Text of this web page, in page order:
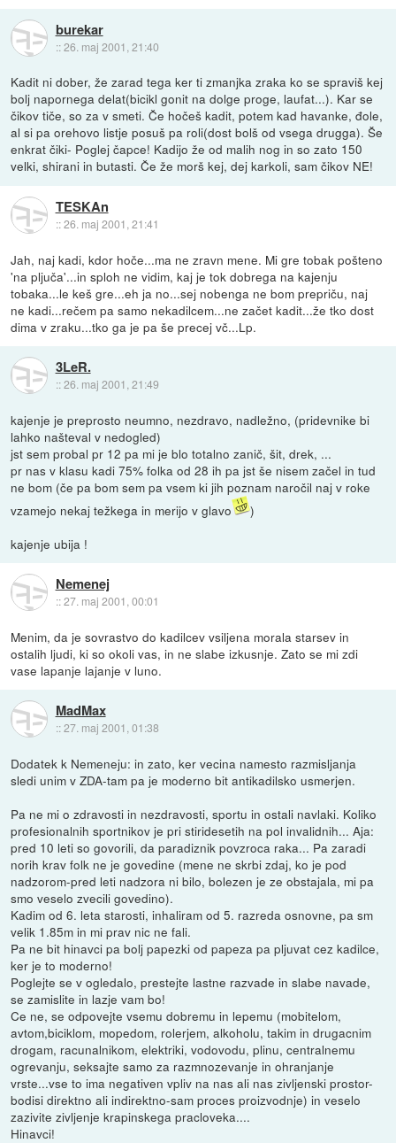
burekar
::26. maj 2001, 21:40
Kadit ni dober, že zarad tega ker ti zmanjka zraka ko se spraviš kej
bolj napornega delat(bicikl gonit na dolge proge, laufat...). Kar se
čikov tiče, so za v smeti. Če hočeš kadit, potem kad havanke, đole,
al si pa orehovo listje posuš pa roli(dost bolš od vsega drugga). Še
enkrat čiki- Poglej čapce! Kadijo že od malih nog in so zato 150
velki, shirani in butasti. Če že morš kej, dej karkoli, sam čikov NE!
TESKAn
::26. maj 2001, 21:41
Jah, naj kadi, kdor hoče...ma ne zravn mene. Mi gre tobak pošteno
'na pljuča'...in sploh ne vidim, kaj je tok dobrega na kajenju
tobaka...le keš gre...eh ja no...sej nobenga ne bom prepriču, naj
ne kadi...rečem pa samo nekadilcem...ne začet kadit...že tko dost
dima v zraku...tko ga je pa še precej vč...Lp.
3LeR.
::26. maj 2001, 21:49
kajenje je preprosto neumno, nezdravo, nadležno, (pridevnike bi
lahko našteval v nedogled)
jst sem probal pr 12 pa mi je blo totalno zanič, šit, drek, ...
pr nas v klasu kadi 75% folka od 28 ih pa jst še nisem začel in tud
ne bom (če pa bom sem pa vsem ki jih poznam naročil naj v roke
vzamejo nekaj težkega in merijo v glavo
)
kajenje ubija !
Nemenej
::27. maj 2001, 00:01
Menim, da je sovrastvo do kadilcev vsiljena morala starsev in
ostalih ljudi, ki so okoli vas, in ne slabe izkusnje. Zato se mi zdi
vase lapanje lajanje v luno.
MadMax
::27. maj 2001, 01:38
Dodatek k Nemeneju: in zato, ker vecina namesto razmisljanja
sledi unim v ZDA-tam pa je moderno bit antikadilsko usmerjen.
Pa ne mi o zdravosti in nezdravosti, sportu in ostali navlaki. Koliko
profesionalnih sportnikov je pri stiridesetih na pol invalidnih... Aja:
pred 10 leti so govorili, da paradiznik povzroca raka... Pa zaradi
norih krav folk ne je govedine (mene ne skrbi zdaj, ko je pod
nadzorom-pred leti nadzora ni bilo, bolezen je ze obstajala, mi pa
smo veselo zvecili govedino).
Kadim od 6. leta starosti, inhaliram od 5. razreda osnovne, pa sm
velik 1.85m in mi prav nic ne fali.
Pa ne bit hinavci pa bolj papezki od papeza pa pljuvat cez kadilce,
ker je to moderno!
Poglejte se v ogledalo, prestejte lastne razvade in slabe navade,
se zamislite in lazje vam bo!
Ce ne, se odpovejte vsemu dobremu in lepemu (mobitelom,
avtom,biciklom, mopedom, rolerjem, alkoholu, takim in drugacnim
drogam, racunalnikom, elektriki, vodovodu, plinu, centralnemu
ogrevanju, seksajte samo za razmnozevanje in ohranjanje
vrste...vse to ima negativen vpliv na nas ali nas zivljenski prostor-
bodisi direktno ali indirektno-sam proces proizvodnje) in veselo
zazivite zivljenje krapinskega pracloveka....
Hinavci!